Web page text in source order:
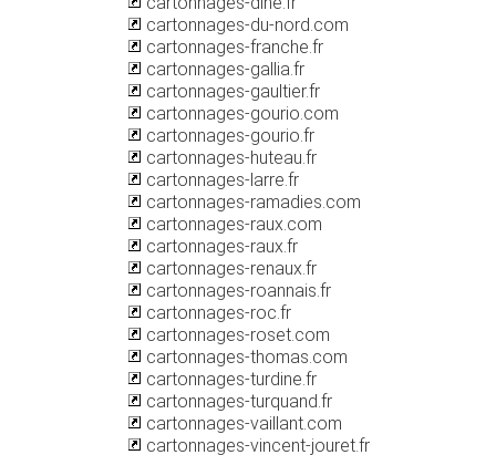
cartonnages-du-nord.com
cartonnages-franche.fr
cartonnages-gallia.fr
cartonnages-gaultier.fr
cartonnages-gourio.com
cartonnages-gourio.fr
cartonnages-huteau.fr
cartonnages-larre.fr
cartonnages-ramadies.com
cartonnages-raux.com
cartonnages-raux.fr
cartonnages-renaux.fr
cartonnages-roannais.fr
cartonnages-roc.fr
cartonnages-roset.com
cartonnages-thomas.com
cartonnages-turdine.fr
cartonnages-turquand.fr
cartonnages-vaillant.com
cartonnages-vincent-jouret.fr